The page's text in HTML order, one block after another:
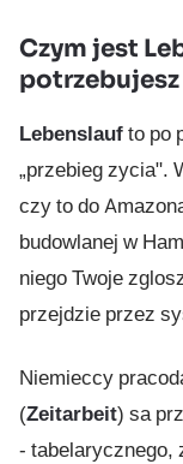
Czym jest
Lebenslaufto po
„przebieg zycia".
czy to do
budowlanej w
niego Twoje
przejdzie przez
Niemieccy
(Zeitarbeit) sa
- tabelarycznego,